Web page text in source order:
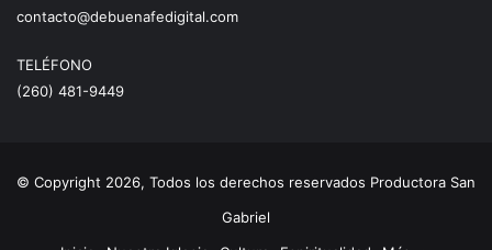
contacto@debuenafedigital.com
TELÉFONO
(260) 481-9449
© Copyright 2026, Todos los derechos reservados Productora San
Gabriel